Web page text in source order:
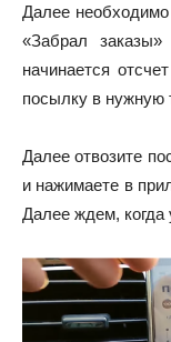
Далее необходимо
«Забрал
начинается
посылку в нужную
Далее отвозите
и нажимаете в
Далее ждем,